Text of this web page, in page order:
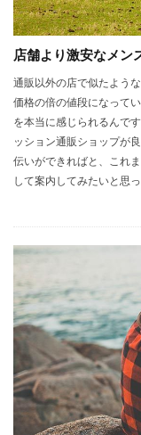
店舗より激安なメン
通販以外の店で似たよう
価格の倍の値段になって
を本当に感じられるんで
ッション通販ショップが
伝いができればと、これ
して案内してみたいと思